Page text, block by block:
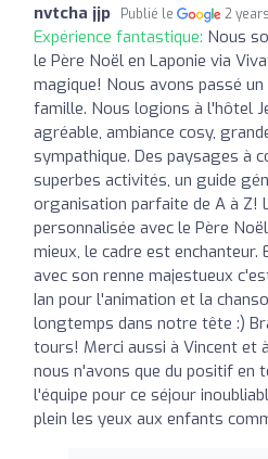
nvtcha jjp Publié le 2
Expérience fantastique: Nous
le Père Noël en Laponie via
magique! Nous avons passé
famille. Nous logions à l'hôtel
agréable, ambiance cosy,
sympathique. Des paysages à
superbes activités, un guide
organisation parfaite de A à Z!
personnalisée avec le Père
mieux, le cadre est
avec son renne majestueux
Ian pour l'animation et la
longtemps dans notre tête :)
tours! Merci aussi à Vincent et
nous n'avons que du positif en
l'équipe pour ce séjour
plein les yeux aux enfants